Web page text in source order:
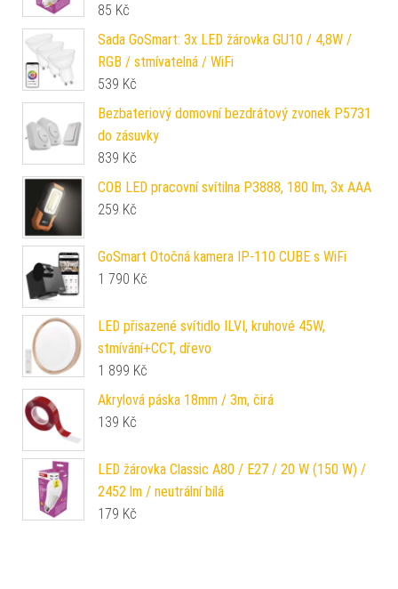
85 Kč
Sada GoSmart: 3x LED žárovka GU10 / 4,8W /
RGB / stmívatelná / WiFi
539 Kč
Bezbateriový domovní bezdrátový zvonek P5731
do zásuvky
839 Kč
COB LED pracovní svítilna P3888, 180 lm, 3x AAA
259 Kč
GoSmart Otočná kamera IP-110 CUBE s WiFi
1 790 Kč
LED přisazené svítidlo ILVI, kruhové 45W,
stmívání+CCT, dřevo
1 899 Kč
Akrylová páska 18mm / 3m, čirá
139 Kč
LED žárovka Classic A80 / E27 / 20 W (150 W) /
2452 lm / neutrální bílá
179 Kč